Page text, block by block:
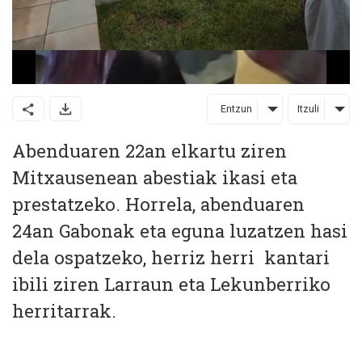
Entzun Itzuli
Abenduaren 22an elkartu ziren
Mitxausenean abestiak ikasi eta
prestatzeko. Horrela, abenduaren
24an Gabonak eta eguna luzatzen hasi
dela ospatzeko, herriz herri kantari
ibili ziren Larraun eta Lekunberriko
herritarrak.